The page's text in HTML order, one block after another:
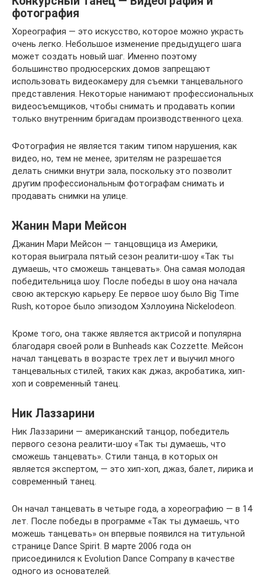
фотография
Хореография — это искусство, которое можно украсть
очень легко. Небольшое изменение предыдущего шага
может создать новый шаг. Именно поэтому
большинство продюсерских домов запрещают
использовать видеокамеру для съемки танцевального
представления. Некоторые нанимают профессиональных
видеосъемщиков, чтобы снимать и продавать копии
только внутренним бригадам производственного цеха.
Фотография не является таким типом нарушения, как
видео, но, тем не менее, зрителям не разрешается
делать снимки внутри зала, поскольку это позволит
другим профессиональным фотографам снимать и
продавать снимки на улице.
Жанин Мари Мейсон
Джанин Мари Мейсон — танцовщица из Америки,
которая выиграла пятый сезон реалити-шоу «Так ты
думаешь, что сможешь танцевать». Она самая молодая
победительница шоу. После победы в шоу она начала
свою актерскую карьеру. Ее первое шоу было Big Time
Rush, которое было эпизодом Хэллоуина Nickelodeon.
Кроме того, она также является актрисой и популярна
благодаря своей роли в Bunheads как Cozzette. Мейсон
начал танцевать в возрасте трех лет и выучил много
танцевальных стилей, таких как джаз, акробатика, хип-
хоп и современный танец.
Ник Лаззарини
Ник Лаззарини — американский танцор, победитель
первого сезона реалити-шоу «Так ты думаешь, что
сможешь танцевать». Стили танца, в которых он
является экспертом, — это хип-хоп, джаз, балет, лирика и
современный танец.
Он начал танцевать в четыре года, а хореографию — в 14
лет. После победы в программе «Так ты думаешь, что
можешь танцевать» он впервые появился на титульной
странице Dance Spirit. В марте 2006 года он
присоединился к Evolution Dance Company в качестве
одного из основателей.